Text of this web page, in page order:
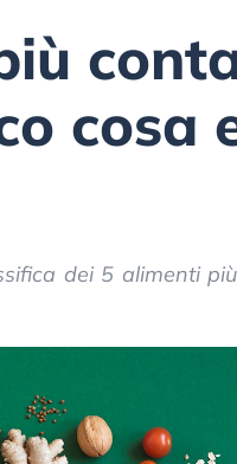
dei 5 alimenti